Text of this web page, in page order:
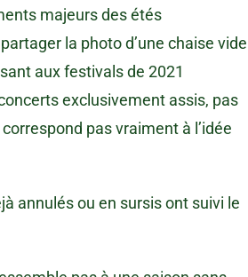
majeurs des étés
la photo d’une chaise vide
aux festivals de 2021
exclusivement assis, pas
pas vraiment à l’idée
annulés ou en sursis ont suivi le